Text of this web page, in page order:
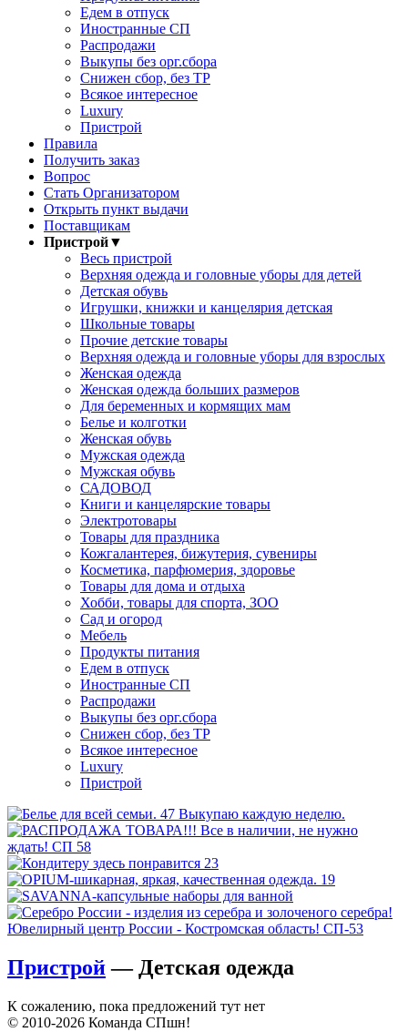
Едем в отпуск
Иностранные СП
Распродажи
Выкупы без орг.сбора
Снижен сбор, без ТР
Всякое интересное
Luxury
Пристрой
Правила
Получить заказ
Вопрос
Стать Организатором
Открыть пункт выдачи
Поставщикам
Пристрой▼
Весь пристрой
Верхняя одежда и головные уборы для детей
Детская обувь
Игрушки, книжки и канцелярия детская
Школьные товары
Прочие детские товары
Верхняя одежда и головные уборы для взрослых
Женская одежда
Женская одежда больших размеров
Для беременных и кормящих мам
Белье и колготки
Женская обувь
Мужская одежда
Мужская обувь
САДОВОД
Книги и канцелярские товары
Электротовары
Товары для праздника
Кожгалантерея, бижутерия, сувениры
Косметика, парфюмерия, здоровье
Товары для дома и отдыха
Хобби, товары для спорта, ЗОО
Сад и огород
Мебель
Продукты питания
Едем в отпуск
Иностранные СП
Распродажи
Выкупы без орг.сбора
Снижен сбор, без ТР
Всякое интересное
Luxury
Пристрой
Пристрой— Детская одежда
К сожалению, пока предложений тут нет
© 2010-2026 Команда СПшн!